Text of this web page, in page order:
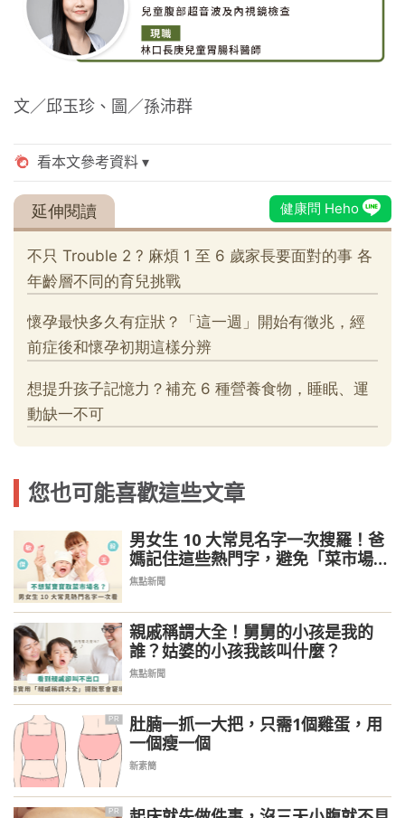
文／邱玉珍、圖／孫沛群
您也可能喜歡這些文章
男女生 10 大常見名字一次搜羅！爸
媽記住這些熱門字，避免「菜市場
名」
焦點新聞
親戚稱謂大全！舅舅的小孩是我的
誰？姑婆的小孩我該叫什麼？
焦點新聞
PR
肚腩一抓一大把，只需1個雞蛋，用
一個瘦一個
新素簡
PR